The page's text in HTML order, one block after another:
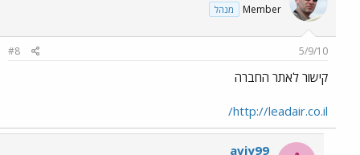
Member מנהל
5/9/10
#8
קישור לאתר החברה
http://leadair.co.il/
aviy99